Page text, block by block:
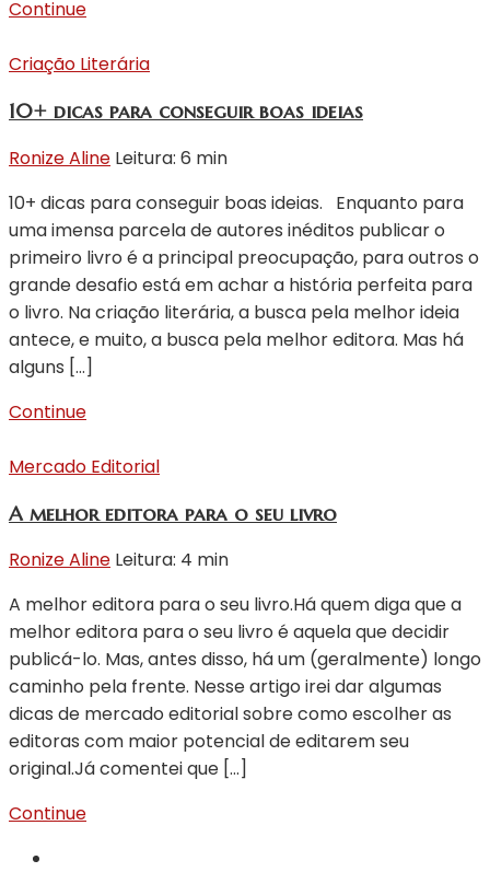
Continue
Criação Literária
10+ dicas para conseguir boas ideias
Ronize Aline Leitura: 6 min
10+ dicas para conseguir boas ideias. Enquanto para
uma imensa parcela de autores inéditos publicar o
primeiro livro é a principal preocupação, para outros o
grande desafio está em achar a história perfeita para
o livro. Na criação literária, a busca pela melhor ideia
antece, e muito, a busca pela melhor editora. Mas há
alguns […]
Continue
Mercado Editorial
A melhor editora para o seu livro
Ronize Aline Leitura: 4 min
A melhor editora para o seu livro.Há quem diga que a
melhor editora para o seu livro é aquela que decidir
publicá-lo. Mas, antes disso, há um (geralmente) longo
caminho pela frente. Nesse artigo irei dar algumas
dicas de mercado editorial sobre como escolher as
editoras com maior potencial de editarem seu
original.Já comentei que […]
Continue